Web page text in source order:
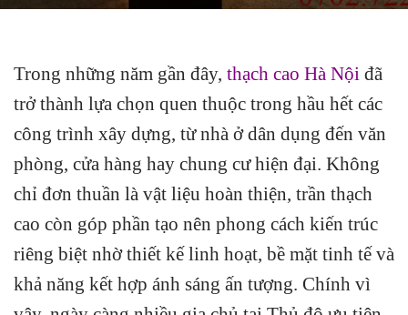
Trong những năm gần đây, thạch cao Hà Nội đã
trở thành lựa chọn quen thuộc trong hầu hết các
công trình xây dựng, từ nhà ở dân dụng đến văn
phòng, cửa hàng hay chung cư hiện đại. Không
chỉ đơn thuần là vật liệu hoàn thiện, trần thạch
cao còn góp phần tạo nên phong cách kiến trúc
riêng biệt nhờ thiết kế linh hoạt, bề mặt tinh tế và
khả năng kết hợp ánh sáng ấn tượng. Chính vì